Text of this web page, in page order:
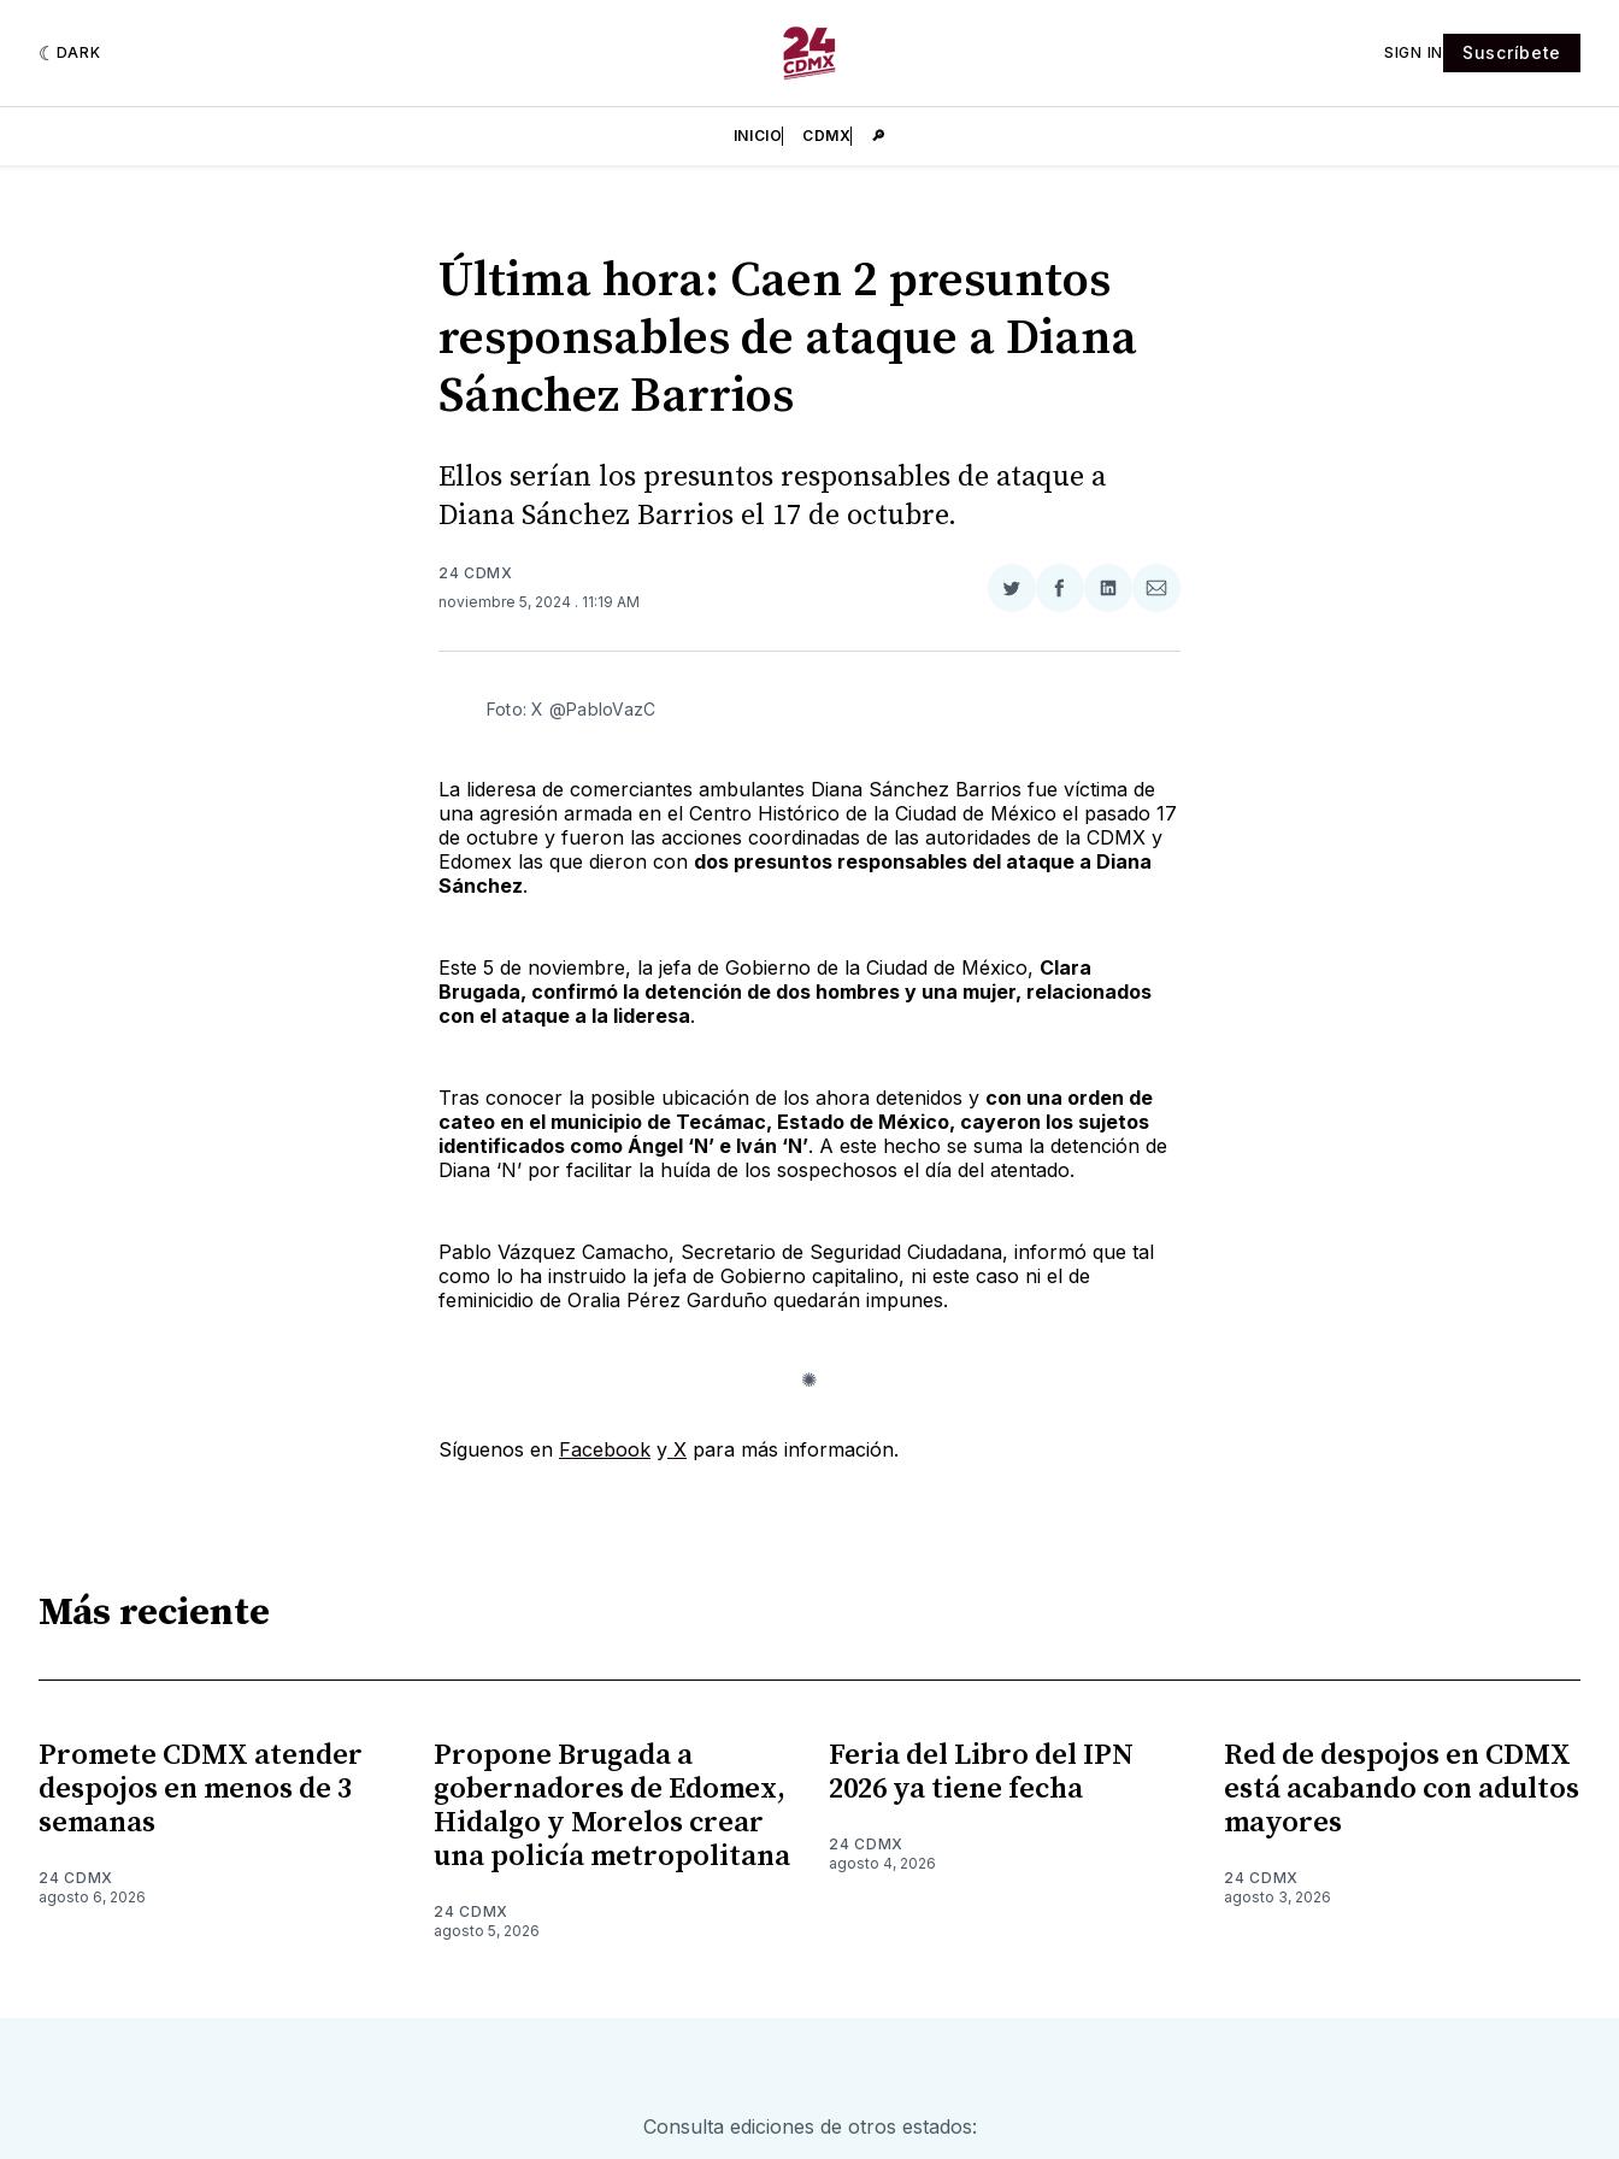
DARK SIGN IN Suscríbete
INICIO CDMX 🔎
Última hora: Caen 2 presuntos
responsables de ataque a Diana
Sánchez Barrios
Ellos serían los presuntos responsables de ataque a
Diana Sánchez Barrios el 17 de octubre.
24 CDMX
noviembre 5, 2024 . 11:19 AM
Compartir
Twitter
Compartir
Facebook
Compartir
LinkedIn
Compartir
Email
Foto: X @PabloVazC
La lideresa de comerciantes ambulantes Diana Sánchez Barrios fue víctima de
una agresión armada en el Centro Histórico de la Ciudad de México el pasado 17
de octubre y fueron las acciones coordinadas de las autoridades de la CDMX y
Edomex las que dieron con dos presuntos responsables del ataque a Diana
Sánchez.
Este 5 de noviembre, la jefa de Gobierno de la Ciudad de México, Clara
Brugada, confirmó la detención de dos hombres y una mujer, relacionados
con el ataque a la lideresa.
Tras conocer la posible ubicación de los ahora detenidos y con una orden de
cateo en el municipio de Tecámac, Estado de México, cayeron los sujetos
identificados como Ángel ‘N’ e Iván ‘N’. A este hecho se suma la detención de
Diana ‘N’ por facilitar la huída de los sospechosos el día del atentado.
Pablo Vázquez Camacho, Secretario de Seguridad Ciudadana, informó que tal
como lo ha instruido la jefa de Gobierno capitalino, ni este caso ni el de
feminicidio de Oralia Pérez Garduño quedarán impunes.
Síguenos en FacebookyX para más información.
Más reciente
Promete CDMX atender
despojos en menos de 3
semanas
24 CDMX
agosto 6, 2026
Propone Brugada a
gobernadores de Edomex,
Hidalgo y Morelos crear
una policía metropolitana
24 CDMX
agosto 5, 2026
Feria del Libro del IPN
2026 ya tiene fecha
24 CDMX
agosto 4, 2026
Red de despojos en CDMX
está acabando con adultos
mayores
24 CDMX
agosto 3, 2026
Consulta ediciones de otros estados: